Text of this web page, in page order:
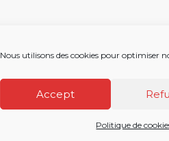
Nous utilisons des cookies pour optimiser
Accept
Politique de